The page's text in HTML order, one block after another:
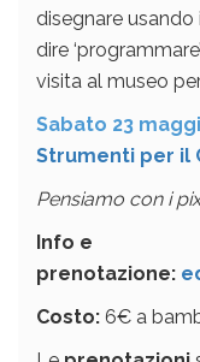
disegnare usando
dire
visita al museo
Sabato 23
Strumenti per il
Pensiamo con i
Info e
prenotazione:
Costo: 6€ a